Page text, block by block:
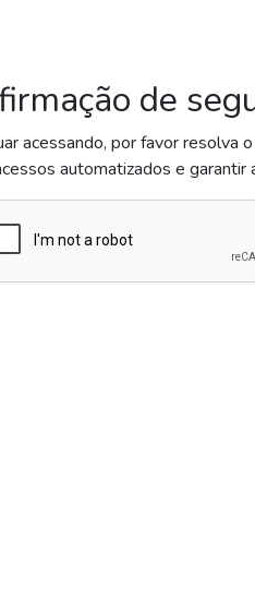
de
acessando, por favor resolva
automatizados e garantir